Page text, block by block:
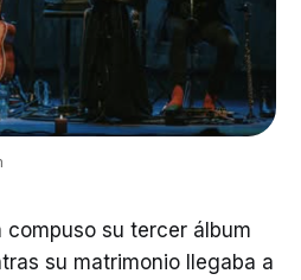
compuso su tercer álbum
su matrimonio llegaba a